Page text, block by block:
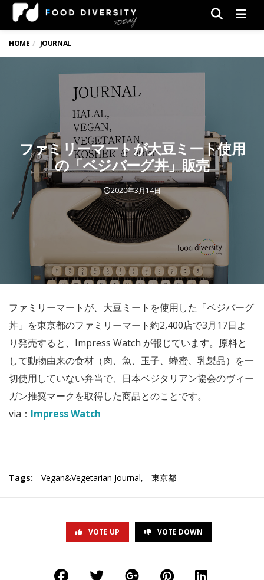
HOME JOURNAL
ファミリーマートが大豆ミート使用
の「ベジバーグ丼」販売
2020年3月14日
ファミリーマートが、大豆ミートを使用した「ベジバーグ
丼」を東京都のファミリーマート約2,400店で3月17日よ
り発売すると、Impress Watch が報じています。原料と
して動物由来の食材（肉、魚、玉子、蜂蜜、乳製品）を一
切使用していない弁当で、日本ベジタリアン協会のヴィー
ガン推奨マークを取得した商品とのことです。
via： Impress Watch
Tags: Vegan&Vegetarian Journal, 東京都
VOTE UP VOTE DOWN